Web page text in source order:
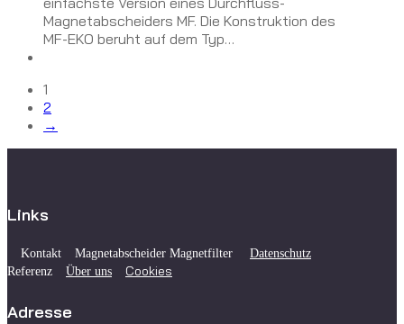
Magnetabscheiders MF. Die Konstruktion des
MF-EKO beruht auf dem Typ…
1
2
→
Links
Kontakt Magnetabscheider Magnetfilter
Datenschutz
Referenz
Über uns Cookies
Adresse